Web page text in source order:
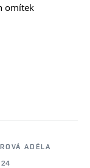
omítek
ADÉLA